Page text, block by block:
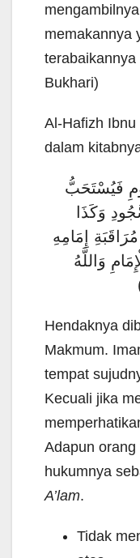
memakannya
terabaikannya
Bukhari)
Al-Hafizh
dalam
فَيُسْتَحَبُّ
وَكَذَا
إِمَامِهِ
وَاللَّهُ
Hendaknya
Makmum.
tempat
Kecuali jika
Adapun
hukumnya
A’lam.
Tidak